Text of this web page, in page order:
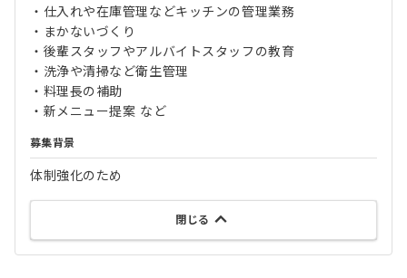
・仕入れや在庫管理などキッチンの管理業務
・まかないづくり
・後輩スタッフやアルバイトスタッフの教育
・洗浄や清掃など衛生管理
・料理長の補助
・新メニュー提案 など
募集背景
体制強化のため
閉じる